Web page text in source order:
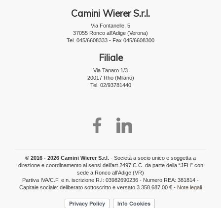
Camini Wierer S.r.l.
Via Fontanelle, 5
37055 Ronco all'Adige (Verona)
Tel. 045/6608333 - Fax 045/6608300
Filiale
Via Tanaro 1/3
20017 Rho (Milano)
Tel. 02/93781440
© 2016 - 2026 Camini Wierer S.r.l. - Società a socio unico e soggetta a
direzione e coordinamento ai sensi dell’art.2497 C.C. da parte della “JFH” con
sede a Ronco all’Adige (VR)
Partiva IVA/C.F. e n. iscrizione R.I: 03982690236 - Numero REA: 381814 -
Capitale sociale: deliberato sottoscritto e versato 3.358.687,00 € - Note legali